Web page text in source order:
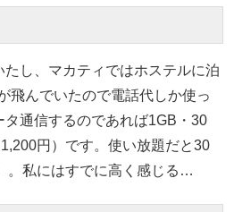
し、マカティではホステルに泊
飛んでいたので電話代しか使っ
通信するのであれば1GB・30
円）です。使い放題だと30
。私にはすでに高く感じる…